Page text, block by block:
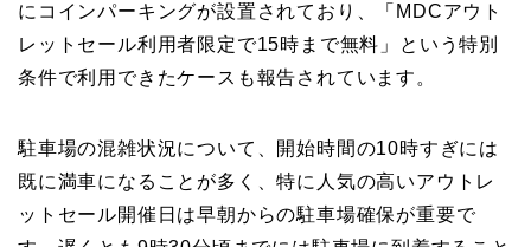
にコインパーキングが設置されており、「MDCアウト
レットセール利用者限定で15時まで無料」という特別
条件で利用できたケースも報告されています。
駐車場の混雑状況について、開始時間の10時すぎには
既に満車になることが多く、特に人気の高いアウトレ
ットセール開催日は早朝からの駐車場確保が重要で